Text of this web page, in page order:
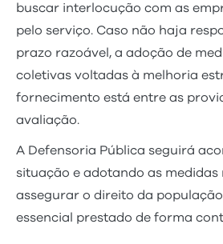
buscar interlocução com as
pelo serviço. Caso não haja
prazo razoável, a adoção de
coletivas voltadas à melhoria
fornecimento está entre as
avaliação.
A Defensoria Pública seguirá
situação e adotando as medidas
assegurar o direito da
essencial prestado de forma